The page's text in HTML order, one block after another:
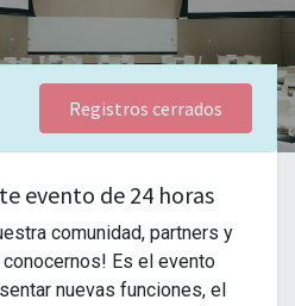
Registros cerrados
evento de 24 horas
comunidad, partners y
Es el evento
nuevas funciones, el